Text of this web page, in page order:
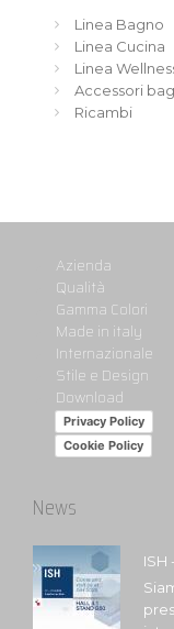
Linea Bagno
Linea Cucina
Linea
Accessori
Ricambi
Azienda
Qualità
Gamma Colori
Made in italy
Internazionale
Stile e Design
Download
Privacy Policy
Cookie Policy
News
ISH